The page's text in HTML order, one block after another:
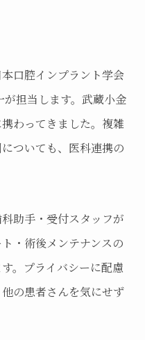
口腔インプラント学会
担当します。武蔵小金
わってきました。複雑
ついても、医科連携の
助手・受付スタッフが
・術後メンテナンスの
。プライバシーに配慮
の患者さんを気にせず